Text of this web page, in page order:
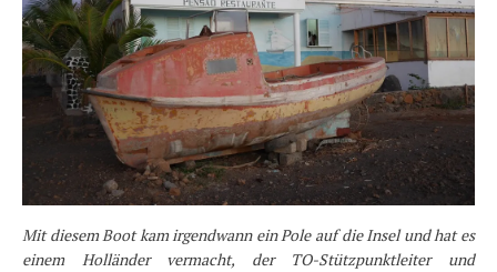
Mit diesem Boot kam irgendwann ein Pole auf die Insel und hat es
einem Holländer vermacht, der TO-Stützpunktleiter und